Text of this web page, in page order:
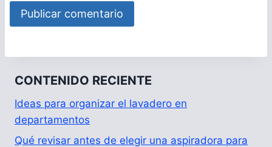
CONTENIDO RECIENTE
Ideas para organizar el lavadero en
departamentos
Qué revisar antes de elegir una aspiradora para